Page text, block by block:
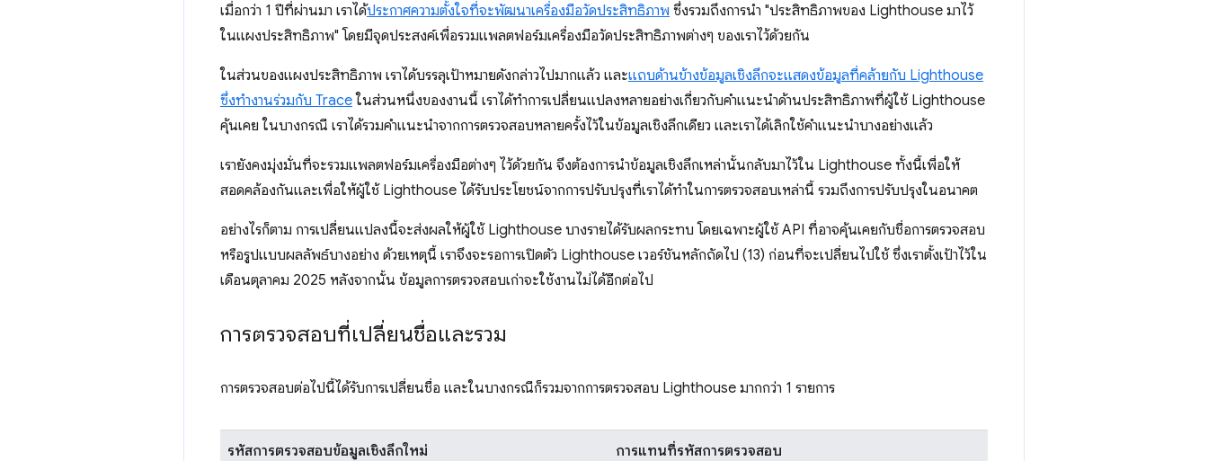
เมื่อกว่า 1 ปีที่ผ่านมา เราได้ประกาศความตั้งใจที่จะพัฒนาเครื่องมือวัดประสิทธิภาพ ซึ่งรวมถึงการนำ "ประสิทธิภาพของ Lighthouse มาไว้
ในแผงประสิทธิภาพ" โดยมีจุดประสงค์เพื่อรวมแพลตฟอร์มเครื่องมือวัดประสิทธิภาพต่างๆ ของเราไว้ด้วยกัน
ในส่วนของแผงประสิทธิภาพ เราได้บรรลุเป้าหมายดังกล่าวไปมากแล้ว และแถบด้านข้างข้อมูลเชิงลึกจะแสดงข้อมูลที่คล้ายกับ Lighthouse
ซึ่งทํางานร่วมกับ Trace ในส่วนหนึ่งของงานนี้ เราได้ทำการเปลี่ยนแปลงหลายอย่างเกี่ยวกับคำแนะนำด้านประสิทธิภาพที่ผู้ใช้ Lighthouse
คุ้นเคย ในบางกรณี เราได้รวมคำแนะนำจากการตรวจสอบหลายครั้งไว้ในข้อมูลเชิงลึกเดียว และเราได้เลิกใช้คำแนะนำบางอย่างแล้ว
เรายังคงมุ่งมั่นที่จะรวมแพลตฟอร์มเครื่องมือต่างๆ ไว้ด้วยกัน จึงต้องการนำข้อมูลเชิงลึกเหล่านั้นกลับมาไว้ใน Lighthouse ทั้งนี้เพื่อให้
สอดคล้องกันและเพื่อให้ผู้ใช้ Lighthouse ได้รับประโยชน์จากการปรับปรุงที่เราได้ทําในการตรวจสอบเหล่านี้ รวมถึงการปรับปรุงในอนาคต
อย่างไรก็ตาม การเปลี่ยนแปลงนี้จะส่งผลให้ผู้ใช้ Lighthouse บางรายได้รับผลกระทบ โดยเฉพาะผู้ใช้ API ที่อาจคุ้นเคยกับชื่อการตรวจสอบ
หรือรูปแบบผลลัพธ์บางอย่าง ด้วยเหตุนี้ เราจึงจะรอการเปิดตัว Lighthouse เวอร์ชันหลักถัดไป (13) ก่อนที่จะเปลี่ยนไปใช้ ซึ่งเราตั้งเป้าไว้ใน
เดือนตุลาคม 2025 หลังจากนั้น ข้อมูลการตรวจสอบเก่าจะใช้งานไม่ได้อีกต่อไป
การตรวจสอบที่เปลี่ยนชื่อและรวม
การตรวจสอบต่อไปนี้ได้รับการเปลี่ยนชื่อ และในบางกรณีก็รวมจากการตรวจสอบ Lighthouse มากกว่า 1 รายการ
รหัสการตรวจสอบข้อมูลเชิงลึกใหม่ การแทนที่รหัสการตรวจสอบ